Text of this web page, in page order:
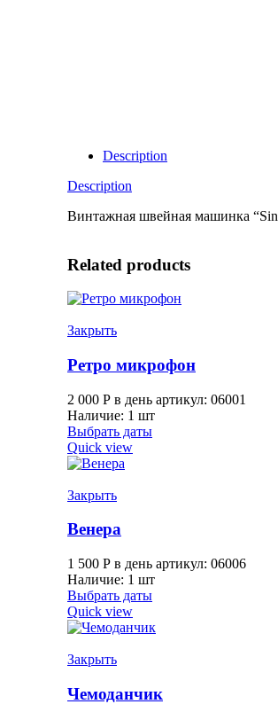
Description
Description
Винтажная швейная машинка
Related products
Закрыть
Ретро микрофон
2 000 Р в день артикул: 06001
Наличие: 1 шт
Выбрать даты
Quick view
Закрыть
Венера
1 500 Р в день артикул: 06006
Наличие: 1 шт
Выбрать даты
Quick view
Закрыть
Чемоданчик